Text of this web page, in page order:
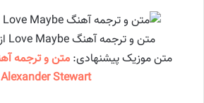
متن و ترجمه آهنگ Love Maybe از MeloMance
متن موزیک پیشنهادی:
Alexander Stewart